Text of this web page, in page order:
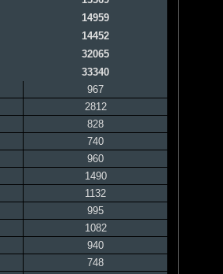
14959
14452
32065
33340
967
2812
828
740
960
1490
1132
995
1082
940
748